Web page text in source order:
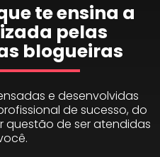
te ensina a
pelas
blogueiras
e desenvolvidas
de sucesso, do
questão de ser atendidas